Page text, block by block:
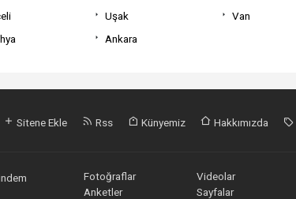
Uşak Van
Ankara
Sitene Ekle Rss Künyemiz Hakkımızda
Fotoğraflar Videolar
Anketler
Sayfalar